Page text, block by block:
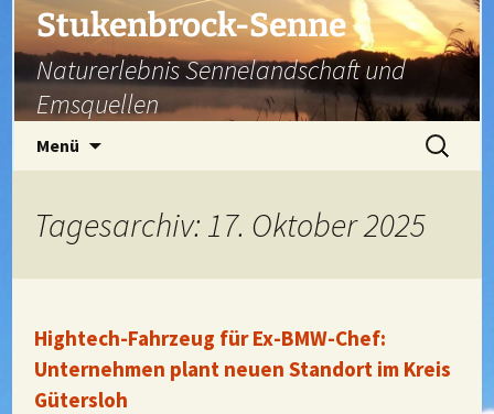
Zum
Inhalt
springen
Stukenbrock-Senne
Naturerlebnis Sennelandschaft und
Emsquellen
Menü
Suchen
nach:
Tagesarchiv: 17. Oktober 2025
Hightech-Fahrzeug für Ex-BMW-Chef:
Unternehmen plant neuen Standort im Kreis
Gütersloh